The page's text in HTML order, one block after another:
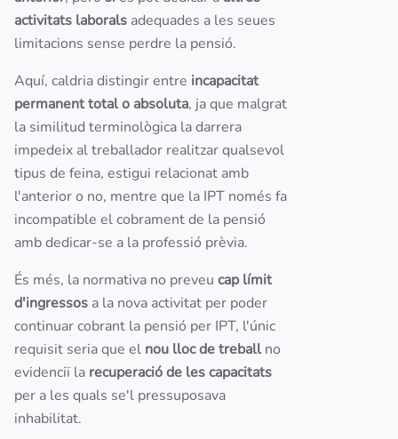
activitats laborals adequades a les seues
limitacions sense perdre la pensió.
Aquí, caldria distingir entre incapacitat
permanent total o absoluta, ja que malgrat
la similitud terminològica la darrera
impedeix al treballador realitzar qualsevol
tipus de feina, estigui relacionat amb
l'anterior o no, mentre que la IPT només fa
incompatible el cobrament de la pensió
amb dedicar-se a la professió prèvia.
És més, la normativa no preveu cap límit
d'ingressos a la nova activitat per poder
continuar cobrant la pensió per IPT, l'únic
requisit seria que el nou lloc de treballno
evidenciï la recuperació de les capacitats
per a les quals se'l pressuposava
inhabilitat.